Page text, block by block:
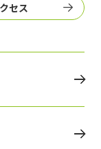
セス